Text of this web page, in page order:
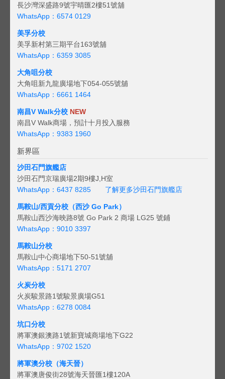
長沙灣深盛路9號宇晴匯2樓51號舖
WhatsApp：6574 0129
美孚分校
美孚新村第三期平台163號舖
WhatsApp：6359 3085
大角咀分校
大角咀新九龍廣場地下054-055號舖
WhatsApp：6661 1464
南昌V Walk分校 NEW
南昌V Walk商場，預計十月投入服務
WhatsApp：9383 1960
新界區
沙田石門旗艦店
沙田石門京瑞廣場2期9樓J,H室
WhatsApp：6437 8285
了解更多沙田石門旗艦店
馬鞍山/西貢分校（西沙 Go Park）
馬鞍山西沙海映路8號 Go Park 2 商場 LG25 號鋪
WhatsApp：9010 3397
馬鞍山分校
馬鞍山中心商場地下50-51號舖
WhatsApp：5171 2707
火炭分校
火炭駿景路1號駿景廣場G51
WhatsApp：6278 0084
坑口分校
將軍澳銀澳路1號新寶城商場地下G22
WhatsApp：9702 1520
將軍澳分校（海天晉）
將軍澳唐俊街28號海天晉匯1樓120A